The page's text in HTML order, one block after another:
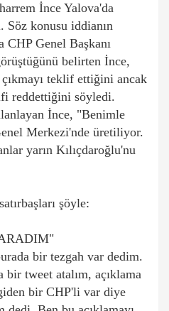
İnce Yalova'da
Söz konusu iddianın
CHP Genel Başkanı
belirten İnce,
çıkmayı teklif ettiğini ancak
reddettiğini söyledi.
İnce, "Benimle
Merkezi'nde üretiliyor.
yarın Kılıçdaroğlu'nu
şöyle:
bir tezgah var dedim.
bir tweet atalım, açıklama
bir CHP'li var diye